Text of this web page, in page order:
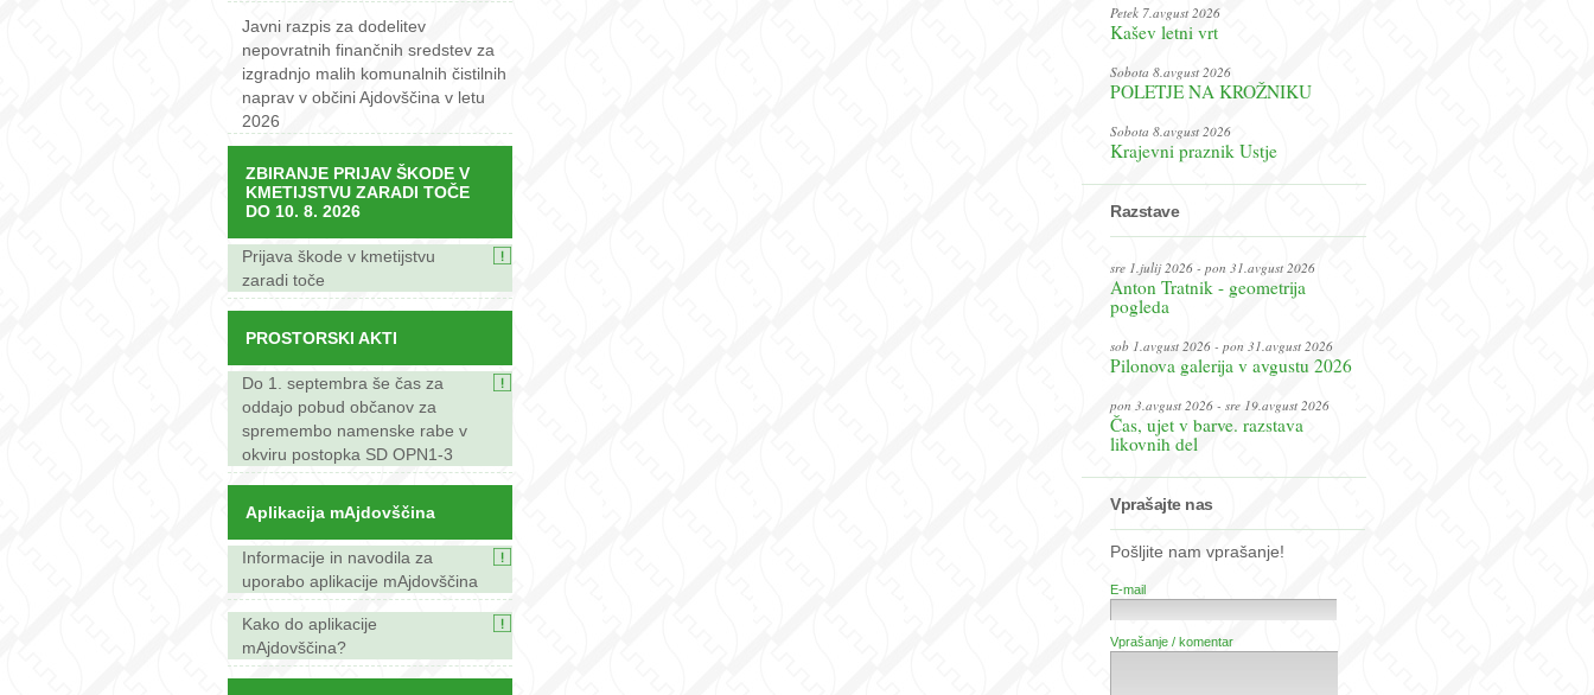
Javni razpis za dodelitev
nepovratnih finančnih sredstev za
izgradnjo malih komunalnih čistilnih
naprav v občini Ajdovščina v letu
2026
ZBIRANJE PRIJAV ŠKODE V
KMETIJSTVU ZARADI TOČE
DO 10. 8. 2026
Prijava škode v kmetijstvu
zaradi toče
PROSTORSKI AKTI
Do 1. septembra še čas za
oddajo pobud občanov za
spremembo namenske rabe v
okviru postopka SD OPN1-3
Aplikacija mAjdovščina
Informacije in navodila za
uporabo aplikacije mAjdovščina
Kako do aplikacije
mAjdovščina?
Petek 7.avgust 2026
Kašev letni vrt
Sobota 8.avgust 2026
POLETJE NA KROŽNIKU
Sobota 8.avgust 2026
Krajevni praznik Ustje
Razstave
sre 1.julij 2026 - pon 31.avgust 2026
Anton Tratnik - geometrija
pogleda
sob 1.avgust 2026 - pon 31.avgust 2026
Pilonova galerija v avgustu 2026
pon 3.avgust 2026 - sre 19.avgust 2026
Čas, ujet v barve. razstava
likovnih del
Vprašajte nas
Pošljite nam vprašanje!
E-mail
Vprašanje / komentar